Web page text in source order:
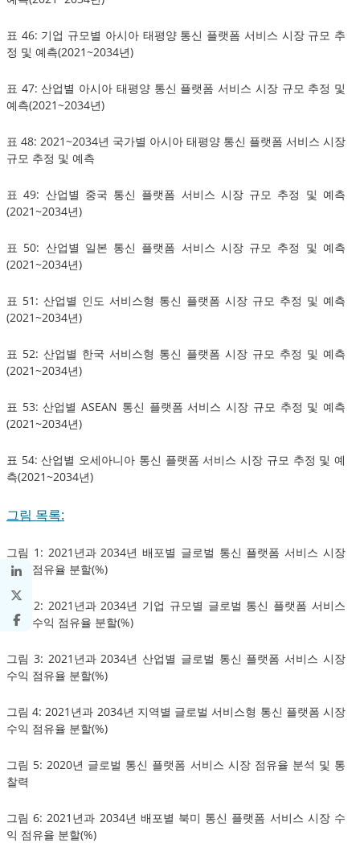
표 46: 기업 규모별 아시아 태평양 통신 플랫폼 서비스 시장 규모 추
정 및 예측(2021~2034년)
표 47: 산업별 아시아 태평양 통신 플랫폼 서비스 시장 규모 추정 및
예측(2021~2034년)
표 48: 2021~2034년 국가별 아시아 태평양 통신 플랫폼 서비스 시장
규모 추정 및 예측
표 49: 산업별 중국 통신 플랫폼 서비스 시장 규모 추정 및 예측
(2021~2034년)
표 50: 산업별 일본 통신 플랫폼 서비스 시장 규모 추정 및 예측
(2021~2034년)
표 51: 산업별 인도 서비스형 통신 플랫폼 시장 규모 추정 및 예측
(2021~2034년)
표 52: 산업별 한국 서비스형 통신 플랫폼 시장 규모 추정 및 예측
(2021~2034년)
표 53: 산업별 ASEAN 통신 플랫폼 서비스 시장 규모 추정 및 예측
(2021~2034년)
표 54: 산업별 오세아니아 통신 플랫폼 서비스 시장 규모 추정 및 예
측(2021~2034년)
그림 목록:
그림 1: 2021년과 2034년 배포별 글로벌 통신 플랫폼 서비스 시장
수익 점유율 분할(%)
그림 2: 2021년과 2034년 기업 규모별 글로벌 통신 플랫폼 서비스
시장 수익 점유율 분할(%)
그림 3: 2021년과 2034년 산업별 글로벌 통신 플랫폼 서비스 시장
수익 점유율 분할(%)
그림 4: 2021년과 2034년 지역별 글로벌 서비스형 통신 플랫폼 시장
수익 점유율 분할(%)
그림 5: 2020년 글로벌 통신 플랫폼 서비스 시장 점유율 분석 및 통
찰력
그림 6: 2021년과 2034년 배포별 북미 통신 플랫폼 서비스 시장 수
익 점유율 분할(%)